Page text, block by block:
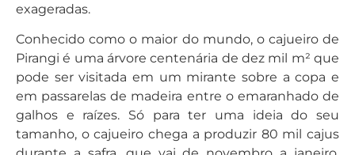
exageradas.
Conhecido como o maior do mundo, o cajueiro de
Pirangi é uma árvore centenária de dez mil m² que
pode ser visitada em um mirante sobre a copa e
em passarelas de madeira entre o emaranhado de
galhos e raízes. Só para ter uma ideia do seu
tamanho, o cajueiro chega a produzir 80 mil cajus